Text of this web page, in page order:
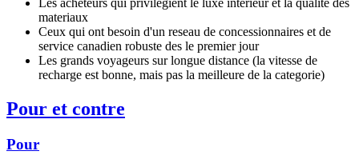
Les acheteurs qui privilegient le luxe interieur et la qualite des
materiaux
Ceux qui ont besoin d'un reseau de concessionnaires et de
service canadien robuste des le premier jour
Les grands voyageurs sur longue distance (la vitesse de
recharge est bonne, mais pas la meilleure de la categorie)
Pour et contre
Pour